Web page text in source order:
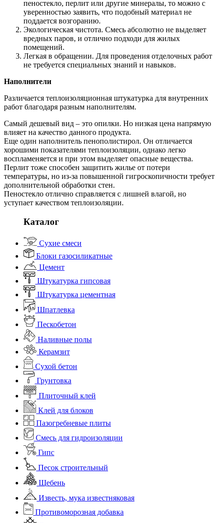
пеностекло, перлит или другие минералы, то можно с
уверенностью заявить, что подобный материал не
поддается возгоранию.
Экологическая чистота. Смесь абсолютно не выделяет
вредных паров, и отлично подходи для жилых
помещений.
Легкая в обращении. Для проведения отделочных работ
не требуется специальных знаний и навыков.
Наполнители
Различается теплоизоляционная штукатурка для внутренних
работ благодаря разным наполнителям.
Самый дешевый вид – это опилки. Но низкая цена напрямую
влияет на качество данного продукта.
Еще один наполнитель пенополистирол. Он отличается
хорошими показателями теплоизоляции, однако легко
воспламеняется и при этом выделяет опасные вещества.
Перлит тоже способен защитить жилье от потери
температуры, но из-за повышенной гигроскопичности требует
дополнительной обработки стен.
Пеностекло отлично справляется с лишней влагой, но
уступает качеством теплоизоляции.
Каталог
Сухие смеси
Блоки газосиликатные
Цемент
Штукатурка гипсовая
Штукатурка цементная
Шпатлевка
Пескобетон
Наливные полы
Керамзит
Сухой бетон
Грунтовка
Плиточный клей
Клей для блоков
Пазогребневые плиты
Смесь для гидроизоляции
Гипс
Песок строительный
Щебень
Известь, мука известняковая
Противоморозная добавка